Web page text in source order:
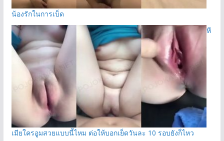
น้องรักในการเบ็ด
หี
เมียใครอูมสวยแบบนี้ไหม ต่อให้บอกเย็ดวันละ 10 รอบยังก็ไหว